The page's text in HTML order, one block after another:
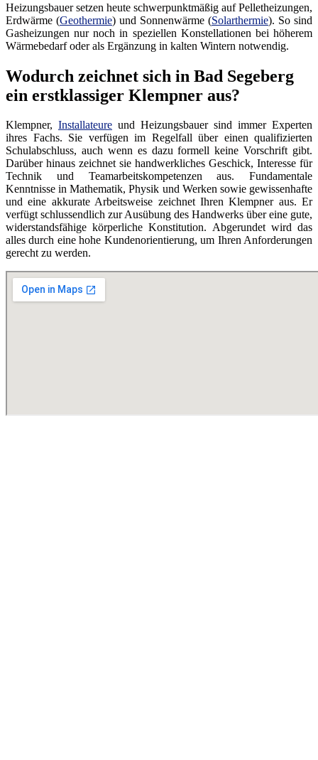
Heizungsbauer setzen heute schwerpunktmäßig auf Pelletheizungen,
Erdwärme (Geothermie) und Sonnenwärme (Solarthermie). So sind
Gasheizungen nur noch in speziellen Konstellationen bei höherem
Wärmebedarf oder als Ergänzung in kalten Wintern notwendig.
Wodurch zeichnet sich in Bad Segeberg
ein erstklassiger Klempner aus?
Klempner, Installateure und Heizungsbauer sind immer Experten
ihres Fachs. Sie verfügen im Regelfall über einen qualifizierten
Schulabschluss, auch wenn es dazu formell keine Vorschrift gibt.
Darüber hinaus zeichnet sie handwerkliches Geschick, Interesse für
Technik und Teamarbeitskompetenzen aus. Fundamentale
Kenntnisse in Mathematik, Physik und Werken sowie gewissenhafte
und eine akkurate Arbeitsweise zeichnet Ihren Klempner aus. Er
verfügt schlussendlich zur Ausübung des Handwerks über eine gute,
widerstandsfähige körperliche Konstitution. Abgerundet wird das
alles durch eine hohe Kundenorientierung, um Ihren Anforderungen
gerecht zu werden.